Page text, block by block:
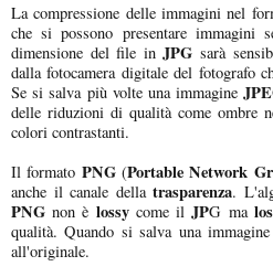
La compressione delle immagini nel
che si possono presentare immagini
dimensione del file inJPG sarà
dalla fotocamera digitale del fotografo
Se si salva più volte una immagine
delle riduzioni di qualità come ombre
colori contrastanti.
Il formato PNG(Portable Network
anche il canale dellatrasparenza.
PNG non è lossycome il JPG ma
qualità. Quando si salva una
all'originale.